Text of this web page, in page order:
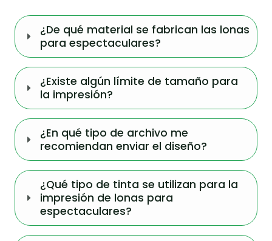
¿De qué material se fabrican las lonas
para espectaculares?
¿Existe algún límite de tamaño para
la impresión?
¿En qué tipo de archivo me
recomiendan enviar el diseño?
¿Qué tipo de tinta se utilizan para la
impresión de lonas para
espectaculares?